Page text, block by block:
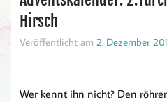
Hirsch
Veröffentlicht am 2. Dezember
Wer kennt ihn nicht? Den